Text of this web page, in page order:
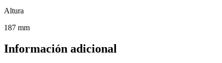
Altura
187 mm
Información adicional